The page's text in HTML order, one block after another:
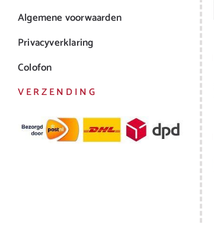
Algemene voorwaarden
Privacyverklaring
Colofon
VERZENDING